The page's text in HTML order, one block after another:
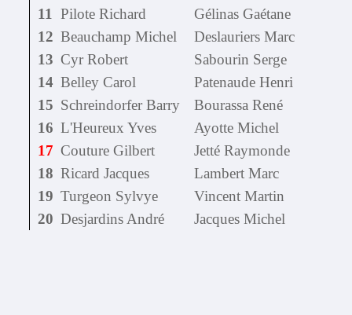
11
Pilote Richard
Gélinas Gaétane
12 Beauchamp Michel
Deslauriers Marc
13 Cyr Robert
Sabourin Serge
14 Belley Carol
Patenaude Henri
15 Schreindorfer Barry
Bourassa René
16 L'Heureux Yves
Ayotte Michel
17 Couture Gilbert
Jetté Raymonde
18 Ricard Jacques
Lambert Marc
19 Turgeon Sylvye
Vincent Martin
20 Desjardins André Jacques Michel